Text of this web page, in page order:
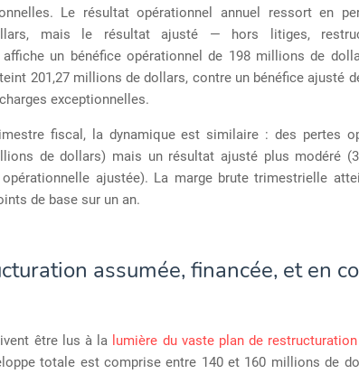
Le résultat opérationnel annuel ressort en
mais le résultat ajusté — hors litiges,
un bénéfice opérationnel de 198 millions de
201,27 millions de dollars, contre un bénéfice ajusté
exceptionnelles.
fiscal, la dynamique est similaire : des pertes
de dollars) mais un résultat ajusté plus modéré
ajustée). La marge brute trimestrielle
de base sur un an.
assumée, financée, et en
être lus à la lumière du vaste plan de
totale est comprise entre 140 et 160 millions de